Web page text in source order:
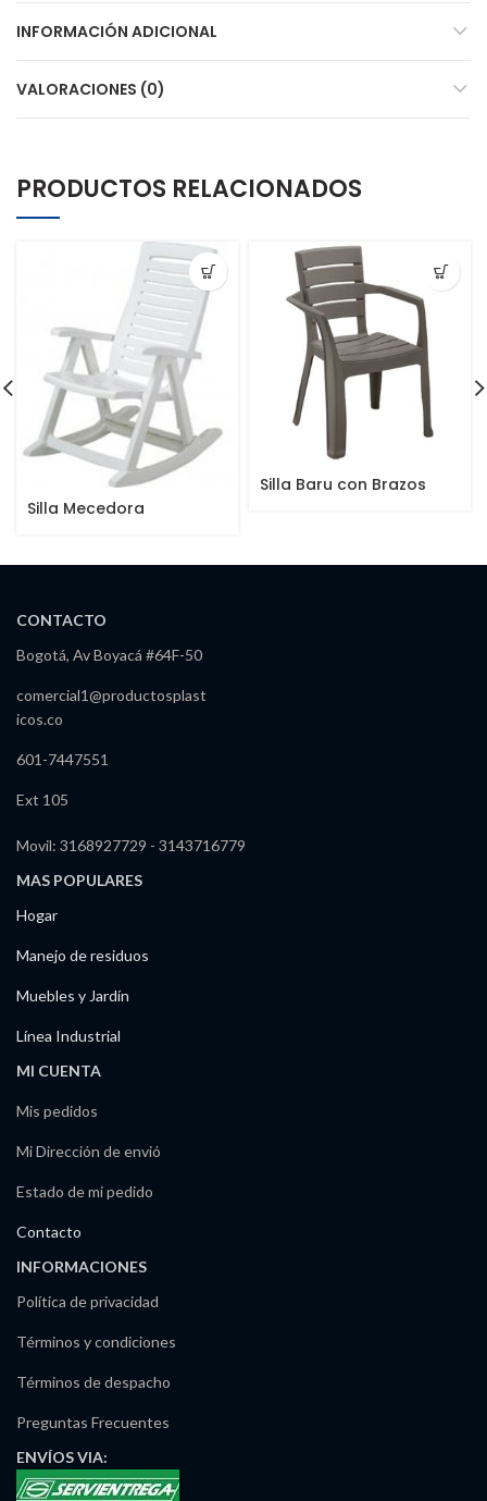
INFORMACIÓN ADICIONAL
VALORACIONES (0)
PRODUCTOS RELACIONADOS
Silla Mecedora
Silla Baru con Brazos
CONTACTO
Bogotá, Av Boyacá #64F-50
comercial1@productosplast
icos.co
601-7447551
Ext 105
Movil: 3168927729 - 3143716779
MAS POPULARES
Hogar
Manejo de residuos
Muebles y Jardín
Línea Industrial
MI CUENTA
Mis pedidos
Mi Dirección de envió
Estado de mi pedido
Contacto
INFORMACIONES
Política de privacidad
Términos y condiciones
Términos de despacho
Preguntas Frecuentes
ENVÍOSVIA: